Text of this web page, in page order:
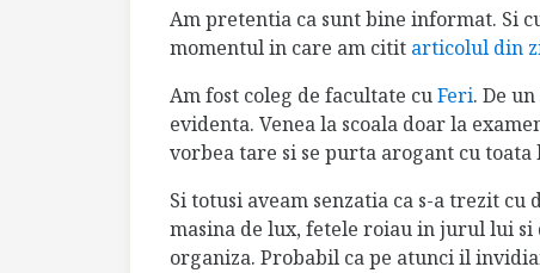
Am pretentia ca sunt bine informat. Si
momentul in care am citit articolul din
Am fost coleg de facultate cuFeri. De
evidenta. Venea la scoala doar la
vorbea tare si se purta arogant cu
Si totusi aveam senzatia ca s-a trezit cu
masina de lux, fetele roiau in jurul lui
organiza. Probabil ca pe atunci il